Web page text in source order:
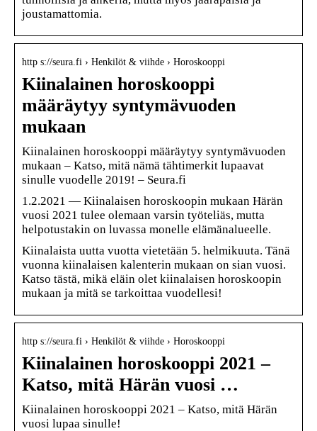
joustamattomia.
http s://seura.fi › Henkilöt & viihde › Horoskooppi
Kiinalainen horoskooppi
määräytyy syntymävuoden
mukaan
Kiinalainen horoskooppi määräytyy syntymävuoden
mukaan – Katso, mitä nämä tähtimerkit lupaavat
sinulle vuodelle 2019! – Seura.fi
1.2.2021 — Kiinalaisen horoskoopin mukaan Härän
vuosi 2021 tulee olemaan varsin työteliäs, mutta
helpotustakin on luvassa monelle elämänalueelle.
Kiinalaista uutta vuotta vietetään 5. helmikuuta. Tänä
vuonna kiinalaisen kalenterin mukaan on sian vuosi.
Katso tästä, mikä eläin olet kiinalaisen horoskoopin
mukaan ja mitä se tarkoittaa vuodellesi!
http s://seura.fi › Henkilöt & viihde › Horoskooppi
Kiinalainen horoskooppi 2021 –
Katso, mitä Härän vuosi …
Kiinalainen horoskooppi 2021 – Katso, mitä Härän
vuosi lupaa sinulle!